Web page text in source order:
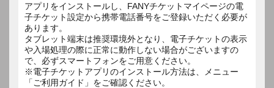
アプリをインストールし、FANYチケットマイページの電
子チケット設定から携帯電話番号をご登録いただく必要が
あります。
タブレット端末は推奨環境外となり、電子チケットの表示
や入場処理の際に正常に動作しない場合がございますの
で、必ずスマートフォンをご用意ください。
※電子チケットアプリのインストール方法は、メニュー
「ご利用ガイド」をご確認ください。